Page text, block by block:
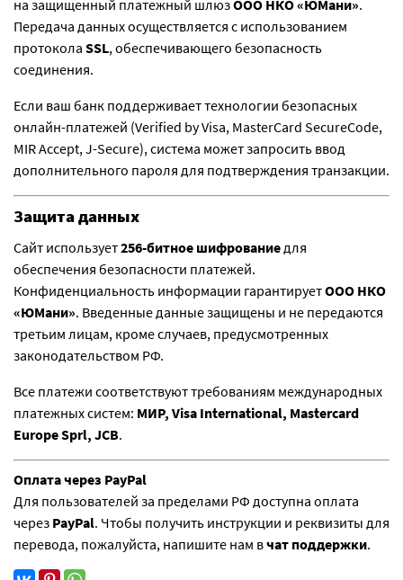
на защищенный платежный шлюзООО НКО «ЮМани».
Передача данных осуществляется с использованием
протокола SSL, обеспечивающего безопасность
соединения.
Если ваш банк поддерживает технологии безопасных
онлайн-платежей (Verified by Visa, MasterCard SecureCode,
MIR Accept, J-Secure), система может запросить ввод
дополнительного пароля для подтверждения транзакции.
Защита данных
Сайт использует256-битное шифрованиедля
обеспечения безопасности платежей.
Конфиденциальность информации гарантируетООО НКО
«ЮМани». Введенные данные защищены и не передаются
третьим лицам, кроме случаев, предусмотренных
законодательством РФ.
Все платежи соответствуют требованиям международных
платежных систем: МИР, Visa International, Mastercard
Europe Sprl, JCB.
Оплата через PayPal
Для пользователей за пределами РФ доступна оплата
через PayPal. Чтобы получить инструкции и реквизиты для
перевода, пожалуйста, напишите нам вчат поддержки.